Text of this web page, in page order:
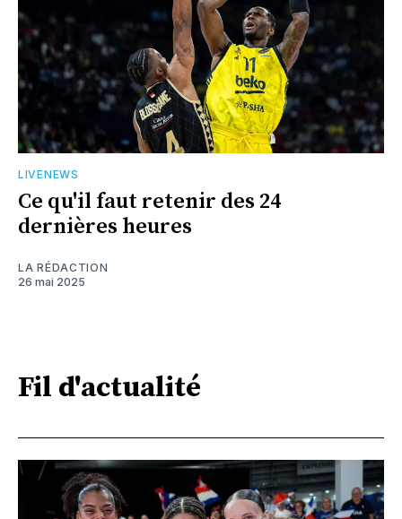
LIVENEWS
Ce qu'il faut retenir des 24
dernières heures
LA RÉDACTION
26 mai 2025
Fil d'actualité